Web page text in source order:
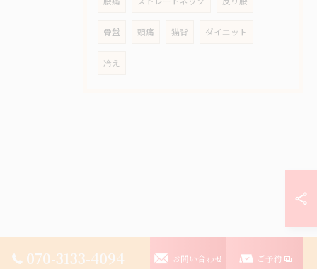
骨盤 頭痛 猫背 ダイエット
冷え
070-3133-4094 お問い合わせ ご予約